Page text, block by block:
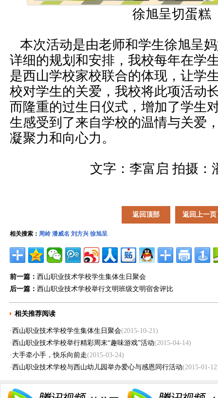
徐旭呈切蛋糕
本次活动是由老师和学生徐旭呈
详细的规划和安排，我校每年在学
是西山学校家校联合的体现，让学
校对学生的关爱，我校将此项活动
而隆重的过生日仪式，增加了学生
生感受到了来自学校的温情与关爱
凝聚力和向心力。
文字：李富启 拍摄：
返回顶部 返回上一页
相关搜索： 周岭 潘威名 刘方兴 徐旭呈
前一篇： 西山职业技术学校学生集体生日聚会
后一篇： 西山职业技术学校举行文明班级文明宿舍评比
相关推荐阅读
·西山职业技术学校学生集体生日聚会(2015-10-21)
·西山职业技术学校举行精彩周末“趣味游戏”活动(2015-04-14)
· 大手牵小手，快乐向前走(2015-03-24)
·西山职业技术学校与西山幼儿园举办爱心与感恩同行活动(2015-01-